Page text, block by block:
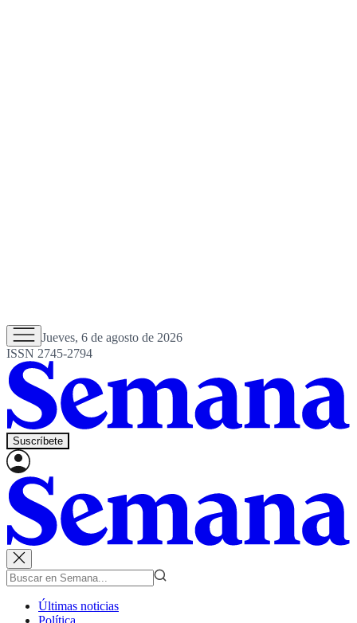
Jueves, 6 de agosto de 2026
ISSN 2745-2794
Suscríbete
Últimas noticias
Política